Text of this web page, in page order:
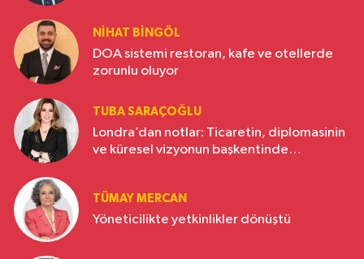
NIHAT BINGÖL
DOA sistemi restoran, kafe ve otellerde
zorunlu oluyor
TUBA SARAÇOĞLU
Londra’dan notlar: Ticaretin, diplomasinin
ve küresel vizyonun başkentinde
TÜMAY MERCAN
Yöneticilikte yetkinlikler dönüştü